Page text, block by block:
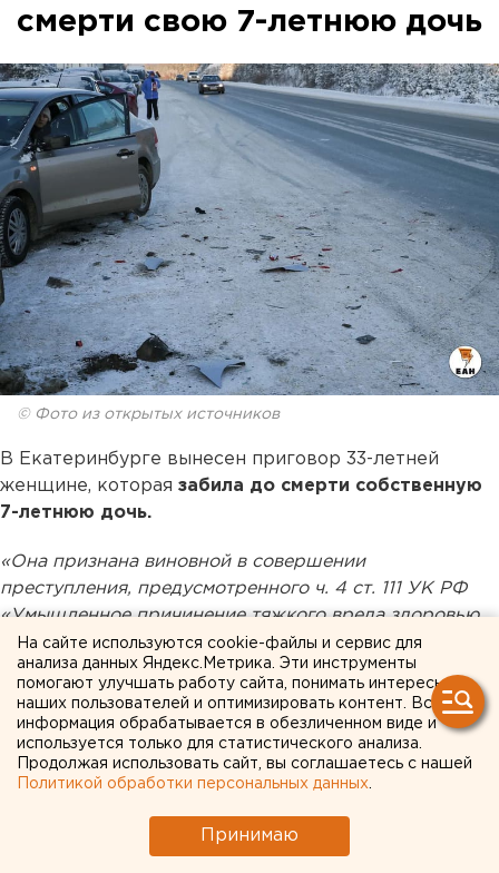
смерти свою 7-летнюю дочь
© Фото из открытых источников
В Екатеринбурге вынесен приговор 33-летней
женщине, которая забила до смерти собственную
7-летнюю дочь.
«Она признана виновной в совершении
преступления, предусмотренного ч. 4 ст. 111 УК РФ
«Умышленное причинение тяжкого вреда здоровью,
повлекшее по неосторожности смерть
потерпевшего». Женщина приговорена к 7 годам
заключения в колонии общего режима», — сообщил
ЕАН Максим Чалков, помощник руководителя СКР по
Свердловской области.
квартире дома на улице Кировградской в
Екатеринбурге женщина начала избивать руками и
На сайте используются cookie-файлы и сервис для
анализа данных Яндекс.Метрика. Эти инструменты
помогают улучшать работу сайта, понимать интересы
наших пользователей и оптимизировать контент. Вся
информация обрабатывается в обезличенном виде и
используется только для статистического анализа.
Продолжая использовать сайт, вы соглашаетесь с нашей
Политикой обработки персональных данных
Принимаю